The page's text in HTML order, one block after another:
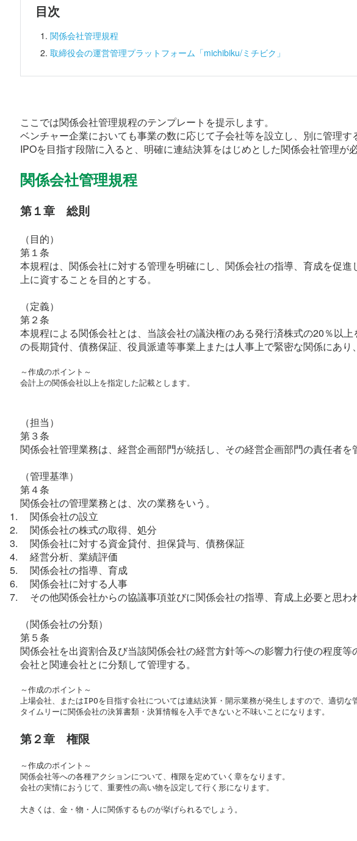
目次
関係会社管理規程
取締役会の運営管理プラットフォーム「michibiku/ミチビク」
ここでは関係会社管理規程のテンプレートを提示します。
ベンチャー企業においても事業の数に応じて子会社等を設立し、別に管理す
IPOを目指す段階に入ると、明確に連結決算をはじめとした関係会社管理が
関係会社管理規程
第１章　総則
（目的）
第１条
本規程は、関係会社に対する管理を明確にし、関係会社の指導、育成を促
上に資することを目的とする。
（定義）
第２条
本規程による関係会社とは、当該会社の議決権のある発行済株式の20％以
の長期貸付、債務保証、役員派遣等事業上または人事上で緊密な関係にあり
～作成のポイント～
会計上の関係会社以上を指定した記載とします。
（担当）
第３条
関係会社管理業務は、経営企画部門が統括し、その経営企画部門の責任者を
（管理基準）
第４条
関係会社の管理業務とは、次の業務をいう。
    関係会社の設立
    関係会社の株式の取得、処分
    関係会社に対する資金貸付、担保貸与、債務保証
    経営分析、業績評価
    関係会社の指導、育成
    関係会社に対する人事
その他関係会社からの協議事項並びに関係会社の指導、育成上必要と思
（関係会社の分類）
第５条
関係会社を出資割合及び当該関係会社の経営方針等への影響力行使の程度
会社と関連会社とに分類して管理する。
～作成のポイント～
上場会社、またはIPOを目指す会社については連結決算・開示業務が発生しますので、適切な
タイムリーに関係会社の決算書類・決算情報を入手できないと不味いことになります。
第２章　権限
～作成のポイント～
関係会社等への各種アクションについて、権限を定めていく章をなります。
会社の実情におうじて、重要性の高い物を設定して行く形になります。
大きくは、金・物・人に関係するものが挙げられるでしょう。